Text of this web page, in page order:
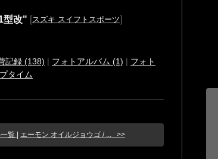
型改" [スズキ スイフトスポーツ]
記録 (138) | フォトアルバム (1) | フォト
タイム
覧 | エーモン オイルジョウゴ / ... >>